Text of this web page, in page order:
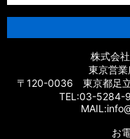
【シマノ】18エクスセン
タムパーツ
【シマノ】17エクスセン
【シマノ】16エクスセン
株式会
東京営
〒120-0036 東京都足
TEL:03-
お